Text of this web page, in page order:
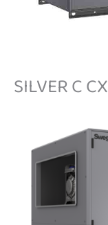
SILVER C CX